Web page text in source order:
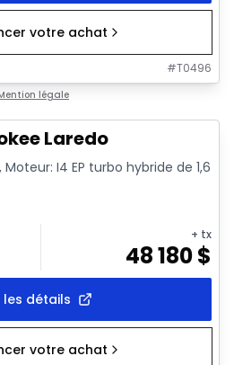
votre achat
#T0496
légale
Laredo
I4 EP turbo hybride de 1,6
+ tx
48 180$
les détails
votre achat